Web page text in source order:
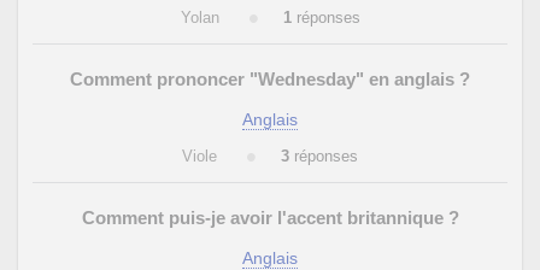
Yolan 1réponses
Comment prononcer "Wednesday" en anglais ?
Anglais
Viole 3 réponses
Comment puis-je avoir l'accent britannique ?
Anglais